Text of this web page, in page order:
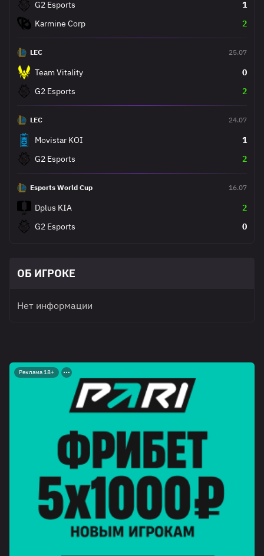
G2 Esports
1
Karmine Corp
2
LEC 25.07
Team Vitality
0
G2 Esports
2
LEC 24.07
Movistar KOI
1
G2 Esports
2
Esports World Cup 16.07
Dplus KIA
2
G2 Esports
0
ОБ ИГРОКЕ
Нет информации
Реклама 18+